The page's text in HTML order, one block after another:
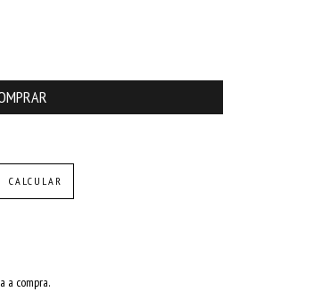
CALCULAR
a compra.